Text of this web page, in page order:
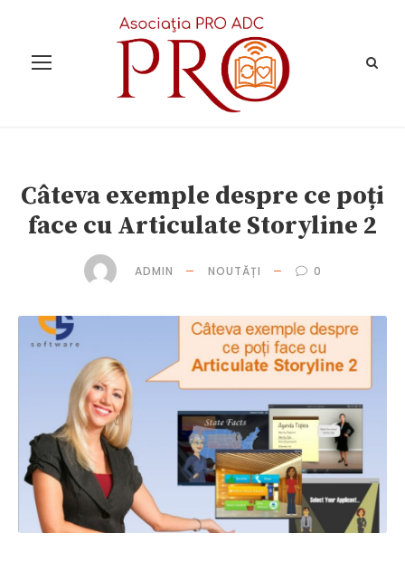
Câteva exemple despre ce poți
face cu Articulate Storyline 2
ADMIN NOUTĂȚI 0